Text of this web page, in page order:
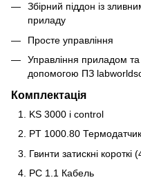
Збірний піддон із
приладу
Просте управління
Управління приладом
допомогою ПЗ
Комплектація
KS 3000 i control
PT 1000.80 Термодатчик
Гвинти затискні короткі
PC 1.1 Кабель